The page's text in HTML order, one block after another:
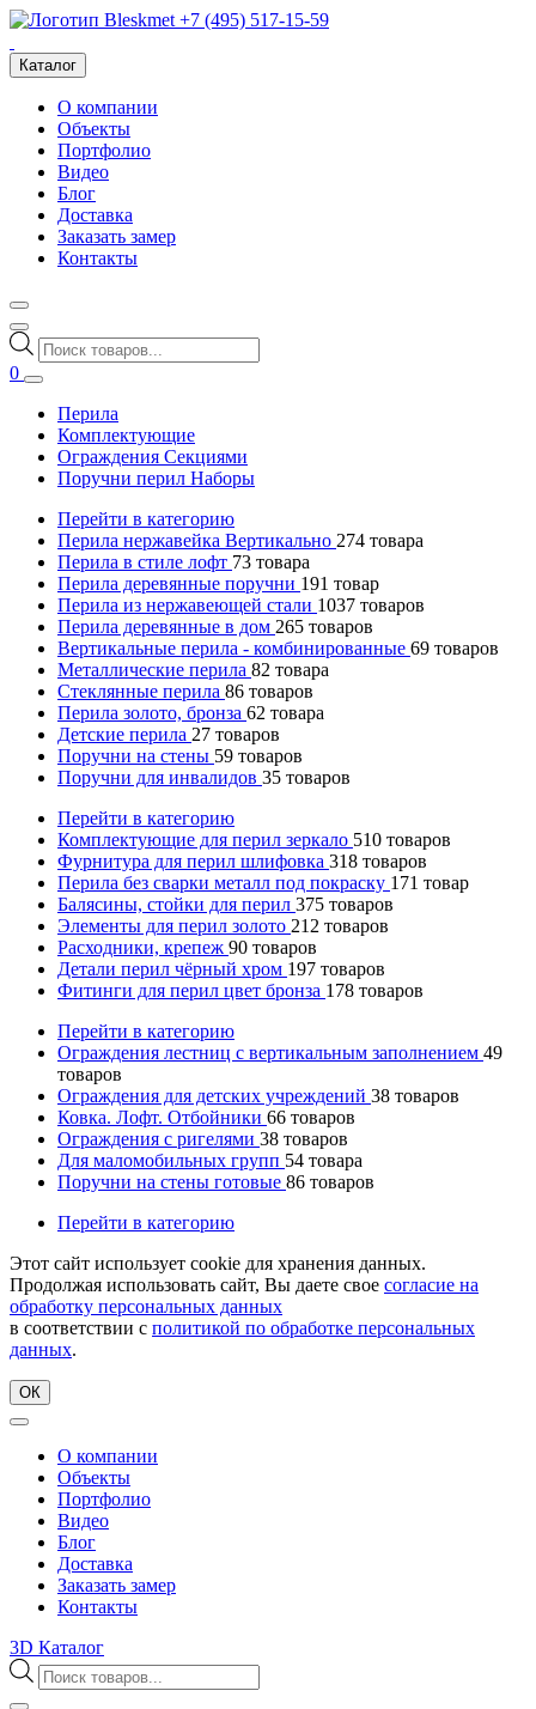
+7 (495) 517-15-59
Каталог
О компании
Объекты
Портфолио
Видео
Блог
Доставка
Заказать замер
Контакты
Поиск
товаров
0
Перила
Комплектующие
Ограждения Секциями
Поручни перил Наборы
Перейти в категорию
Перила нержавейка Вертикально 274 товара
Перила в стиле лофт 73 товара
Перила деревянные поручни 191 товар
Перила из нержавеющей стали 1037 товаров
Перила деревянные в дом 265 товаров
Вертикальные перила - комбинированные 69 товаров
Металлические перила 82 товара
Стеклянные перила 86 товаров
Перила золото, бронза 62 товара
Детские перила 27 товаров
Поручни на стены 59 товаров
Поручни для инвалидов 35 товаров
Перейти в категорию
Комплектующие для перил зеркало 510 товаров
Фурнитура для перил шлифовка 318 товаров
Перила без сварки металл под покраску 171 товар
Балясины, стойки для перил 375 товаров
Элементы для перил золото 212 товаров
Расходники, крепеж 90 товаров
Детали перил чёрный хром 197 товаров
Фитинги для перил цвет бронза 178 товаров
Перейти в категорию
Ограждения лестниц с вертикальным заполнением 49
товаров
Ограждения для детских учреждений 38 товаров
Ковка. Лофт. Отбойники 66 товаров
Ограждения с ригелями 38 товаров
Для маломобильных групп 54 товара
Поручни на стены готовые 86 товаров
Перейти в категорию
Этот сайт использует cookie для хранения данных.
Продолжая использовать сайт, Вы даете свое согласие на
обработку персональных данных
в соответствии с политикой по обработке персональных
данных.
ОК
О компании
Объекты
Портфолио
Видео
Блог
Доставка
Заказать замер
Контакты
3D Каталог
Поиск
товаров